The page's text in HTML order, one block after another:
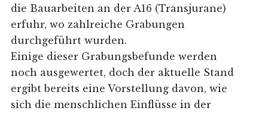
die Bauarbeiten an der A16 (Transjurane)
erfuhr, wo zahlreiche Grabungen
durchgeführt wurden.
Einige dieser Grabungsbefunde werden
noch ausgewertet, doch der aktuelle Stand
ergibt bereits eine Vorstellung davon, wie
sich die menschlichen Einflüsse in der